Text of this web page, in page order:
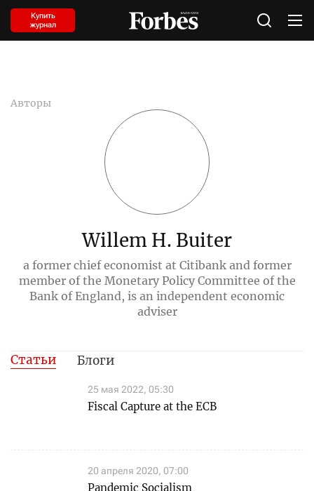
Купить
журнал
Авторы
Willem H. Buiter
a former chief economist at Citibank and former
member of the Monetary Policy Committee of the
Bank of England, is an independent economic
adviser
Статьи Блоги
25 мая 2022, 05:30
Fiscal Capture at the ECB
20 апреля 2020, 07:00
Pandemic Socialism